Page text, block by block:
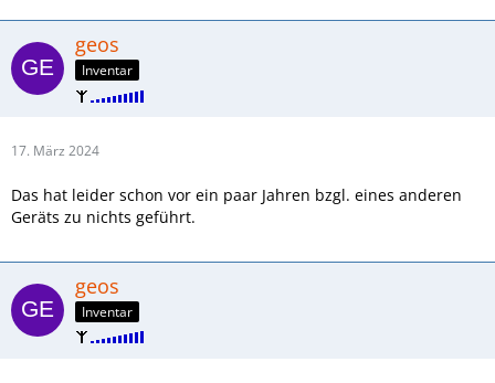
geos
Inventar
17. März 2024
Das hat leider schon vor ein paar Jahren bzgl. eines anderen
Geräts zu nichts geführt.
geos
Inventar